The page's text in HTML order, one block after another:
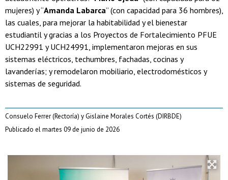
mujeres) y “Amanda Labarca” (con capacidad para 36 hombres),
las cuales, para mejorar la habitabilidad y el bienestar
estudiantil y gracias a los Proyectos de Fortalecimiento PFUE
UCH22991 y UCH24991, implementaron mejoras en sus
sistemas eléctricos, techumbres, fachadas, cocinas y
lavanderías; y remodelaron mobiliario, electrodomésticos y
sistemas de seguridad.
Consuelo Ferrer (Rectoría) y Gislaine Morales Cortés (DIRBDE)
Publicado el martes 09 de junio de 2026